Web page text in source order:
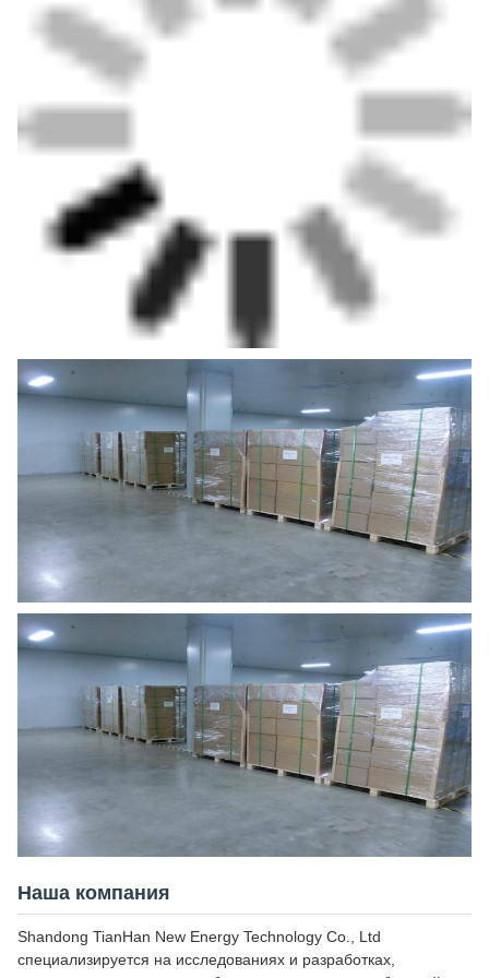
Наша компания
Shandong TianHan New Energy Technology Co., Ltd
специализируется на исследованиях и разработках,